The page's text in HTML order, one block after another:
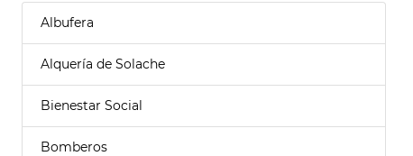
Albufera
Alquería de Solache
Bienestar Social
Bomberos